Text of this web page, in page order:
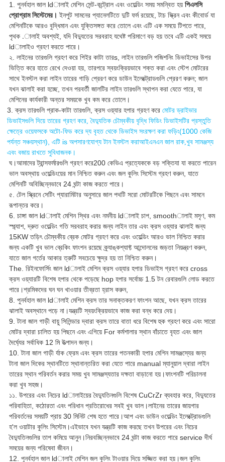
1. পুনর্বহাল জাল ldালাই মেশিনসেন্ট-কন্ট্রোল এবং ওয়েল্ডিং সময় সমন্বিত হয় পিএলসি
প্রোগ্রাম সিস্টেমের।ইনপুট সামনের প্যানেলটিতে দুটি ফর্ম রয়েছে, টাচ স্ক্রিন এবং কীবোর্ড যা
মেশিনটিকে আরও বুদ্ধিমান এবং যুক্তিসঙ্গত করে তোলে এবং এটি এক সময়ে টিপতে পারে,
পৃথক.ালাই অবশ্যই, যদি বিদ্যুতের সরবরাহ যথেষ্ট পরিমাণে বড় হয় তবে এটি একই সময়ে
ldালাইও গ্রহণ করতে পারে।
২. লাইনের তারগুলি গ্রহণ করে পিইর কাটা তারs, লাইন তারগুলি পজিশনিং ডিভাইসের উপর
ভিত্তি করে হাতে রেখে দেওয়া হয়, তারপরে স্বয়ংক্রিয়ভাবে শক্ত করা এবং স্টেপ মোটরের
সাথে ইনস্টল করা লাইন তারের গাড়ি প্রেরণ করে ডাউন ইলেক্ট্রোডগুলি প্রেরণ করুন; জাল
যখন ঝালাই করা হচ্ছে, তখন পরবর্তী জালটির লাইন তারগুলি স্থাপন করা যেতে পারে, যা
মেশিনের কার্যকারী অন্তর সময়কে খুব কম করে তোলে।
3. ক্রস তারগুলি প্রাক-কাটা তারগুলি, ক্রস ওয়্যার হপার গ্রহণ করে মোটর ড্রাইভার
ডিভাইসগুলি দিয়ে তারের গ্রহণ করে, বৈদ্যুতিক চৌম্বকীয় বৃদ্ধি ফিডিং ডিভাইসটির প্রস্তুতি
ক্ষেত্রে ওয়েফসকে অটো-ফিড করেদ্য বৃহত থেকে ডিভাইসসংরক্ষণ করাফড়িং(1000 কেজি
পর্যন্ত সঞ্চয়স্থান), এটি isঅপসারণযোগ্য টান ইনস্টল করাআইএনএন জাল রাক,খুবসামঞ্জস্য
এবং বজায় রাখতে সুবিধাজনক।
ঘ।আমাদের ট্রান্সফর্মারগুলি গ্রহণ করে200 কেভিএ প্রত্যেককে বড় শক্তিযা যা করতে পারেন
ভাল অবস্থায় ওয়েল্ডিংয়ের মান নিশ্চিত করুন এবং জল কুলিং সিস্টেম গ্রহণ করুন, যাতে
মেশিনটি অবিচ্ছিন্নভাবে 24 ঘন্টা কাজ করতে পারে।
৫. টেল স্ক্রিনে সেটিং প্যারামিটার অনুসারে জাল পথটি সরো মোটরটিকে পিছনে এবং সামনে
রূপান্তর করে।
6. চাঙ্গা জাল ldালাই মেশিন স্থির এবং নমনীয় ldালাই চাপ, smoothালাই মসৃণ, কম
স্প্ল্যাশ, দ্রুত ওয়েল্ডিং গতি সরবরাহ করার জন্য লাইন তার এবং ক্রস ওয়্যার ঝালাই জন্য
15KW তড়িৎ চৌম্বকীয় ব্রেক মোটর গ্রহণ করে এবং ওয়েল্ডিং আরও ভাল নিশ্চিত করার
জন্য একটি খুব ভাল ব্রেকিং ফাংশন রয়েছে ক্র্যাঙ্কশ্যাফ্ট আন্দোলনের জড়তা নিয়ন্ত্রণ করুন,
যাতে জাল গর্তের আকার ত্রুটি সবচেয়ে ক্ষুদ্র হয় তা নিশ্চিত করুন।
The. রিইনফোর্সিং জাল ldালাই মেশিন ক্রস ওয়্যার হপার ডিভাইস গ্রহণ করে cross
ক্রস ওয়্যারটি বিশেষ হপার থেকে পড়েছে hop হপার সর্বোচ্চ 1.5 টন রেবারগুলি লোড করতে
পারে।শ্রমিকদের ঘন ঘন খাওয়ার তীব্রতা হ্রাস করুন,
8. পুনর্বহাল জাল ldালাই মেশিন ক্রস তার সনাক্তকরণ ফাংশন আছে, যখন ক্রস তারের
ঝালাই অবস্থানে পড়ে না।যন্ত্রটি স্বয়ংক্রিয়ভাবে কাজ করা বন্ধ করে দেয়।
9. টানা জাল গাড়ী বায়ু সিলিন্ডার দ্বারা ক্রস তারে বাতা ধরে বিশেষ হুক গ্রহণ করে এবং সারো
মোটর দ্বারা চালিত হয় পিছনে এবং এগিয়ে For কর্মশালার স্থান বাঁচাতে বৃহত এবং জাল
দৈর্ঘ্যের সর্বাধিক 12 মি উত্পাদন জন্য।
10. টানা জাল গাড়ী র্যাক ফ্রেম এবং ক্রস তারের পতনকারী হপার মেশিন সামঞ্জস্যের জন্য
টানা জাল দিকের স্থানটিতে স্থানান্তরিত করা যেতে পারে manual ম্যানুয়াল দ্বারা লাইন
তারের স্থান পরিবর্তন করার সময় খুব সামঞ্জস্যতার দক্ষতা বাড়ানো হয়।ফাংশনটি পরিচালনা
করা খুব সহজ।
১১. উপরের এবং নিচের ldালাইয়ের বৈদ্যুতিনগুলি বিশেষ CuCrZr ব্যবহার করে, বিদ্যুতের
পরিবাহিতা, কঠোরতা এবং পরিধান প্রতিরোধের সবই খুব ভাল।লাইনের তারের জায়গার
পরিবর্তনের সময়টি প্রায় 30 মিনিট শেষ হতে পারে।আপ এবং ডাউন ওয়েল্ডিং ইলেক্ট্রোডগুলি
হ'ল ওয়াটার কুলিং সিস্টেম।এইভাবে যখন যন্ত্রটি কাজ করছে তখন উপরের এবং নিচের
বৈদ্যুতিনগুলির তাপ কমিয়ে আনুন।নিরবচ্ছিন্নভাবে 24 ঘন্টা কাজ করতে পারে service দীর্ঘ
সময়ের জন্য পরিষেবা জীবন।
12. পুনর্বহাল জাল ldালাই মেশিন জল কুলিং টাওয়ার দিয়ে সজ্জিত করা হয়।জল কুলিং